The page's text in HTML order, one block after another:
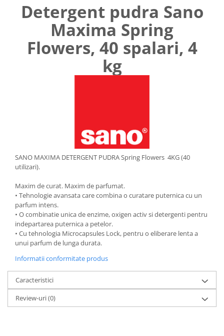
Detergent pudra Sano
Maxima Spring
Flowers, 40 spalari, 4
kg
SANO MAXIMA DETERGENT PUDRA Spring Flowers 4KG (40
utilizari).
Maxim de curat. Maxim de parfumat.
• Tehnologie avansata care combina o curatare puternica cu un
parfum intens.
• O combinatie unica de enzime, oxigen activ si detergenti pentru
indepartarea puternica a petelor.
• Cu tehnologia Microcapsules Lock, pentru o eliberare lenta a
unui parfum de lunga durata.
Informatii conformitate produs
Caracteristici
Review-uri(0)